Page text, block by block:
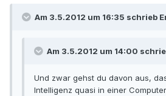
Am 3.5.2012 um 16:35 schrieb
Am 3.5.2012 um 14:00
Und zwar gehst du davon aus,
Intelligenz quasi in einer